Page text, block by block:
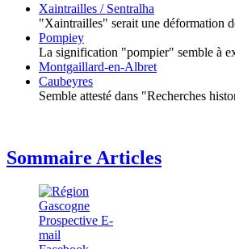
Xaintrailles / Sentralha
"Xaintrailles" serait une déformation
Pompiey
La signification "pompier" semble à
Montgaillard-en-Albret
Caubeyres
Semble attesté dans "Recherches
Sommaire Articles